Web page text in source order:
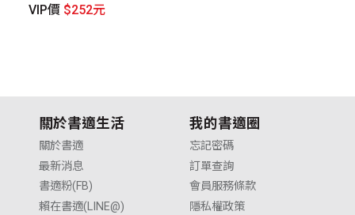
VIP價 $252元
關於書適生活
關於書適
最新消息
書適粉(FB)
賴在書適(LINE@)
我的書適圈
忘記密碼
訂單查詢
會員服務條款
隱私權政策